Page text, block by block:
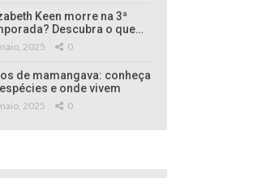
Keen morre na 3ª
Descubra o que…
2025 0
de mamangava: conheça
e onde vivem
2025 0